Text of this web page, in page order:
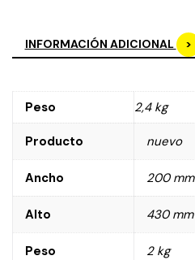
INFORMACIÓN ADICIONAL
Peso 2,4 kg
Producto nuevo
Ancho 200 mm
Alto 430 mm
Peso 2 kg